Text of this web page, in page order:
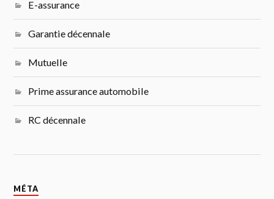
E-assurance
Garantie décennale
Mutuelle
Prime assurance automobile
RC décennale
MÉTA